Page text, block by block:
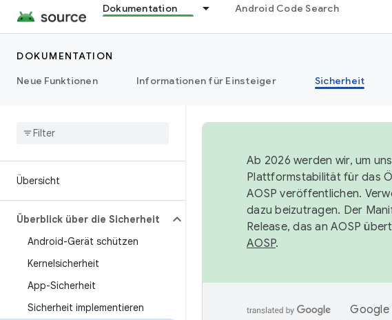
Dokumentation Android Code Search
DOKUMENTATION
Neue Funktionen
Informationen für Einsteiger Sicherheit
Übersicht
Überblick über die Sicherheit
Android-Gerät schützen
Kernelsicherheit
App-Sicherheit
Sicherheit implementieren
Ab 2026 werden wir, um
Plattformstabilität für das
AOSP veröffentlichen.
dazu beizutragen. Der
Release, das an AOSP
AOSP.
Google